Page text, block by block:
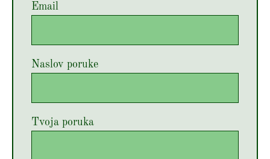
Email
Naslov poruke
Tvoja poruka